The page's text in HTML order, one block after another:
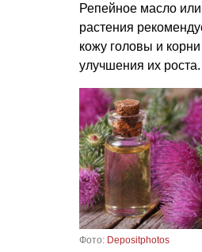
Репейное масло
растения
кожу головы и
улучшения их роста.
Фото: Depositphotos